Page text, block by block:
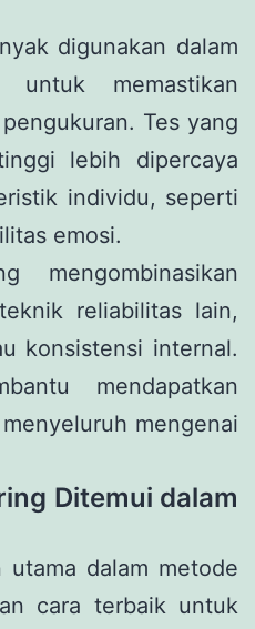
digunakan dalam
untuk memastikan
Tes yang
lebih dipercaya
individu, seperti
emosi.
mengombinasikan
reliabilitas lain,
konsistensi internal.
mendapatkan
mengenai
Ditemui dalam
utama dalam metode
cara terbaik untuk